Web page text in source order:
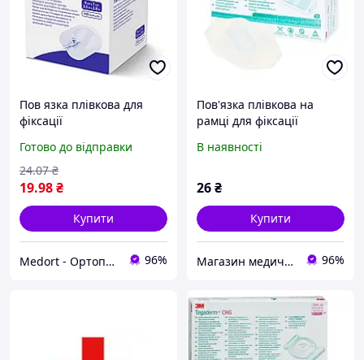
Пов язка плівкова для
фіксації
канюль Cosmopor® I.V.
Transparent 9см х 7см
1шт
Готово до відправки
19.98₴
24.07 ₴
Купити
Medort - Ортопедична продукція, товари для здоров'я 96%
Пов'язка плівкова на
рамці для фіксації
(Тегадерм)
В наявності
26₴
Купити
Магазин медичних товарів "МАКСМЕД" 96%